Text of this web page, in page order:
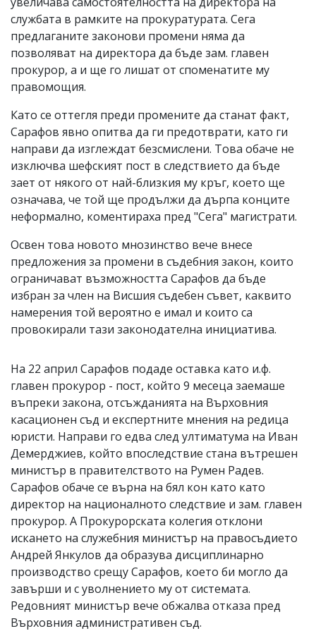
службата в рамките на прокуратурата. Сега
предлаганите законови промени няма да
позволяват на директора да бъде зам. главен
прокурор, а и ще го лишат от споменатите му
правомощия.
Като се оттегля преди промените да станат факт,
Сарафов явно опитва да ги предотврати, като ги
направи да изглеждат безсмислени. Това обаче не
изключва шефският пост в следствието да бъде
зает от някого от най-близкия му кръг, което ще
означава, че той ще продължи да дърпа конците
неформално, коментираха пред "Сега" магистрати.
Освен това новото мнозинство вече внесе
предложения за промени в съдебния закон, които
ограничават възможността Сарафов да бъде
избран за член на Висшия съдебен съвет, каквито
намерения той вероятно е имал и които са
провокирали тази законодателна инициатива.
На 22 април Сарафов подаде оставка като и.ф.
главен прокурор - пост, който 9 месеца заемаше
въпреки закона, отсъжданията на Върховния
касационен съд и експертните мнения на редица
юристи. Направи го едва след ултиматума на Иван
Демерджиев, който впоследствие стана вътрешен
министър в правителството на Румен Радев.
Сарафов обаче се върна на бял кон като като
директор на националното следствие и зам. главен
прокурор. А Прокурорската колегия отклони
искането на служебния министър на правосъдието
Андрей Янкулов да образува дисциплинарно
производство срещу Сарафов, което би могло да
завърши и с уволнението му от системата.
Редовният министър вече обжалва отказа пред
Върховния административен съд.